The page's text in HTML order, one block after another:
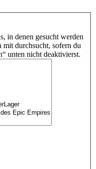
in denen gesucht werden
durchsucht, sofern du
unten nicht deaktivierst.